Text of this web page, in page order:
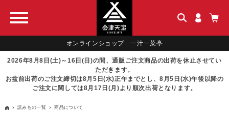
オンラインショップ 一汁一菜亭
2026年8月8日(土)～16日(日)の間、通販ご注文商品の出荷を休止させてい
ただきます。
お盆前出荷のご注文締切は8月5日(水)正午までとし、8月5日(水)午後以降の
ご注文に関しては8月17日(月)より順次出荷となります。
読みもの一覧 商品について